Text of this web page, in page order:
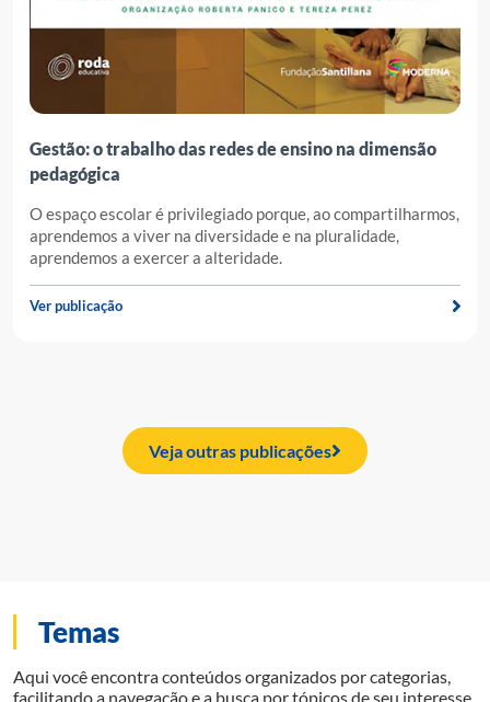
Gestão: o trabalho das redes de ensino na dimensão
pedagógica
O espaço escolar é privilegiado porque, ao compartilharmos,
aprendemos a viver na diversidade e na pluralidade,
aprendemos a exercer a alteridade.
Ver publicação
Veja outras publicações
Temas
Aqui você encontra conteúdos organizados por categorias,
facilitando a navegação e a busca por tópicos de seu interesse.